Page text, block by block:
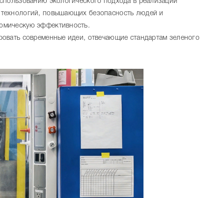
повышающих безопасность людей и
эффективность.
современные идеи, отвечающие стандартам зеленого